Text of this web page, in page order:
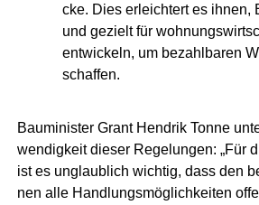
cke. Dies erleich­tert es ihnen,
und gezielt für
ent­wi­ckeln, um bezahl­ba­ren
schaffen.
Bau­mi­nis­ter Grant Hen­drik Ton­ne
wen­dig­keit die­ser Rege­lun­gen: „Für
ist es unglaub­lich wich­tig, dass den
nen alle Hand­lungs­mög­lich­kei­ten